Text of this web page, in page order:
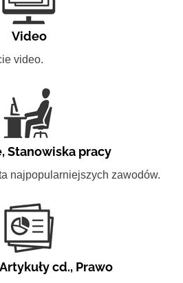
Video
video.
,Stanowiska pracy
najpopularniejszych zawodów.
Artykuły cd., Prawo